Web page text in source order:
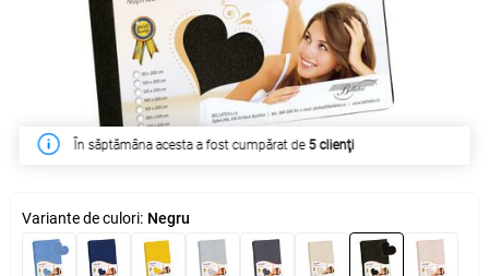
În săptămâna acesta a fost cumpărat de 5 clienţi
Variante de culori: Negru